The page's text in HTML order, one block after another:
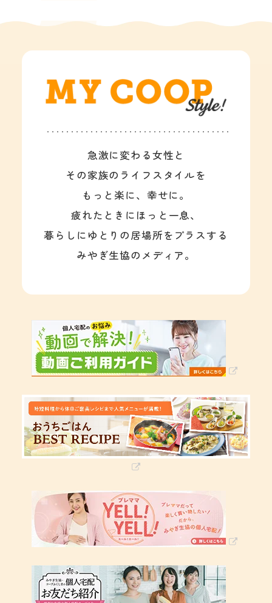
急激に変わる女性と
その家族のライフスタイルを
もっと楽に、幸せに。
疲れたときにほっと一息、
暮らしにゆとりの居場所をプラスする
みやぎ生協のメディア。